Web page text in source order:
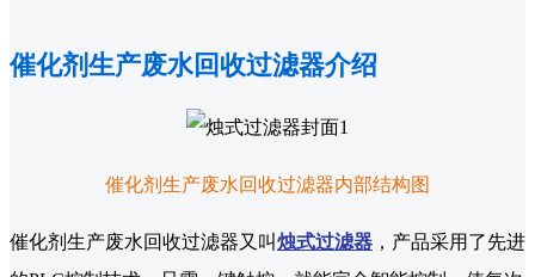
催化剂生产废水回收过滤器介绍
催化剂生产废水回收过滤器内部结构图
催化剂生产废水回收过滤器又叫烛式过滤器 ，产品采用了先进